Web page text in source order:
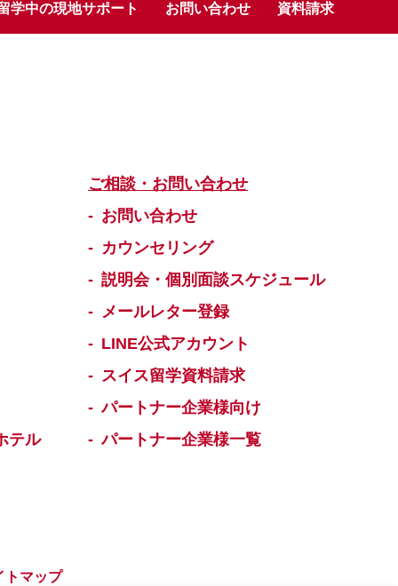
学中の現地サポート お問い合わせ 資料請求
テル
ご相談・お問い合わせ
お問い合わせ
カウンセリング
説明会・個別面談スケジュール
メールレター登録
LINE公式アカウント
スイス留学資料請求
パートナー企業様向け
パートナー企業様一覧
トマップ